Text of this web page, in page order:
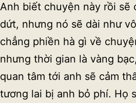
Anh biết chuyện này rồi sẽ
dứt, nhưng nó sẽ dài như
chẳng phiền hà gì về
nhưng thời gian là vàng
quan tâm tới anh sẽ cảm
tương lai bị anh bỏ phí. Họ